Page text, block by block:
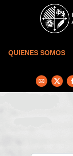
Skip to main content
QUIENES SOMOS